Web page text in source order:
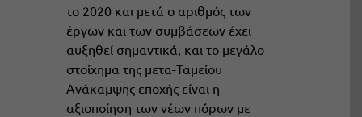
το 2020 και μετά ο αριθμός των
έργων και των συμβάσεων έχει
αυξηθεί σημαντικά, και το μεγάλο
στοίχημα της μετα-Ταμείου
Ανάκαμψης εποχής είναι η
αξιοποίηση των νέων πόρων με